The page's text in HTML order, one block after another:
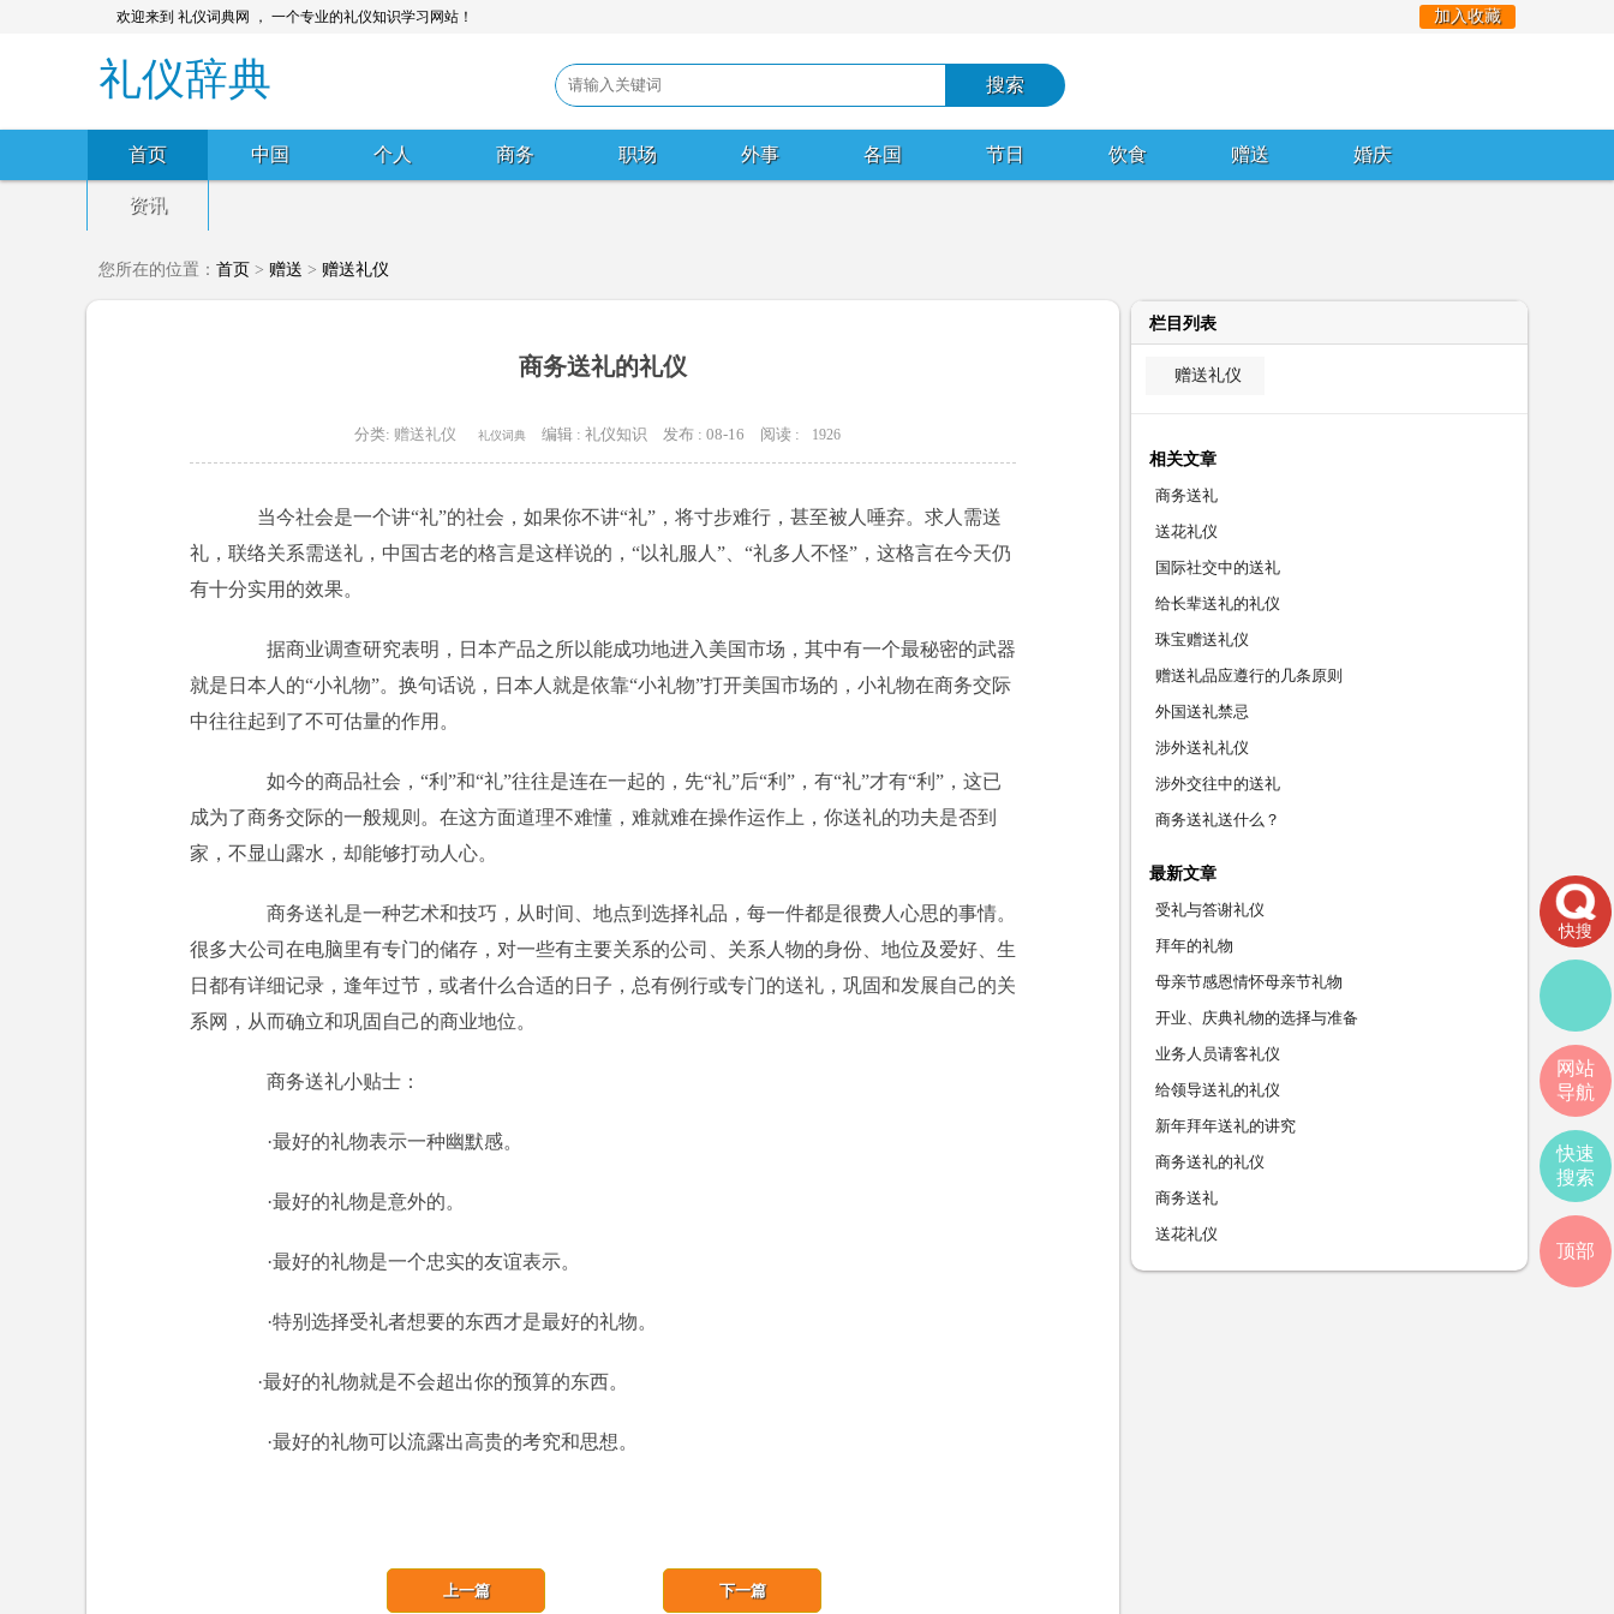
欢迎来到 礼仪词典网 ， 一个专业的礼仪知识学习网站！ 加入收藏
礼仪辞典
首页 中国 个人 商务 职场 外事 各国 节日 饮食 赠送 婚庆
资讯
您所在的位置： 首页 > 赠送 > 赠送礼仪
商务送礼的礼仪
分类: 赠送礼仪 礼仪词典 编辑 : 礼仪知识 发布 : 08-16 阅读 : 1926
当今社会是一个讲“礼”的社会，如果你不讲“礼”，将寸步难行，甚至被人唾弃。求人需送
礼，联络关系需送礼，中国古老的格言是这样说的，“以礼服人”、“礼多人不怪”，这格言在今天仍
有十分实用的效果。
据商业调查研究表明，日本产品之所以能成功地进入美国市场，其中有一个最秘密的武器
就是日本人的“小礼物”。换句话说，日本人就是依靠“小礼物”打开美国市场的，小礼物在商务交际
中往往起到了不可估量的作用。
如今的商品社会，“利”和“礼”往往是连在一起的，先“礼”后“利”，有“礼”才有“利”，这已
成为了商务交际的一般规则。在这方面道理不难懂，难就难在操作运作上，你送礼的功夫是否到
家，不显山露水，却能够打动人心。
商务送礼是一种艺术和技巧，从时间、地点到选择礼品，每一件都是很费人心思的事情。
很多大公司在电脑里有专门的储存，对一些有主要关系的公司、关系人物的身份、地位及爱好、生
日都有详细记录，逢年过节，或者什么合适的日子，总有例行或专门的送礼，巩固和发展自己的关
系网，从而确立和巩固自己的商业地位。
商务送礼小贴士：
·最好的礼物表示一种幽默感。
·最好的礼物是意外的。
·最好的礼物是一个忠实的友谊表示。
·特别选择受礼者想要的东西才是最好的礼物。
·最好的礼物就是不会超出你的预算的东西。
·最好的礼物可以流露出高贵的考究和思想。
下一篇
上一篇
栏目列表
赠送礼仪
相关文章
商务送礼
送花礼仪
国际社交中的送礼
给长辈送礼的礼仪
珠宝赠送礼仪
赠送礼品应遵行的几条原则
外国送礼禁忌
涉外送礼礼仪
涉外交往中的送礼
商务送礼送什么？
最新文章
受礼与答谢礼仪
拜年的礼物
母亲节感恩情怀母亲节礼物
开业、庆典礼物的选择与准备
业务人员请客礼仪
给领导送礼的礼仪
新年拜年送礼的讲究
商务送礼的礼仪
商务送礼
送花礼仪
快搜
网站
导航
快速
搜索
顶部